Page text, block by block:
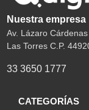
Nuestra empresa
Av. Lázaro
Las Torres C.P.
33 3650 1777
CATEGORÍAS